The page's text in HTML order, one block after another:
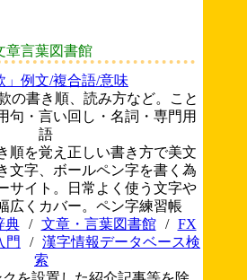
章言葉図書館
」例文/複合語/意味
の書き順、読み方など。こと
句・言い回し・名詞・専門用
語
順を覚え正しい書き方で美文
文字、ボールペン字を書く為
サイト。日常よく使う文字や
広くカバー。ペン字練習帳
典
/ 文章・言葉図書館 /
FX
門
/ 漢字情報データベース検
索